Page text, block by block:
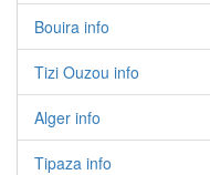
Bouira info
Tizi Ouzou info
Alger info
Tipaza info